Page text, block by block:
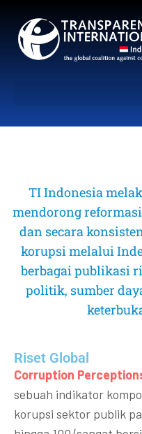
TI Indonesia
mendorong
dan secara
korupsi melalui
berbagai publikasi
politik, sumber
Riset Global​
Corruption
sebuah indikator
korupsi sektor publik